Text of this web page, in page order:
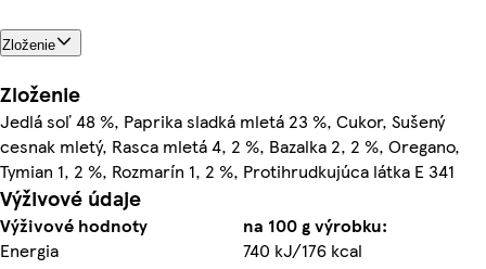
Zloženie
Zloženie
Jedlá soľ 48 %, Paprika sladká mletá 23 %, Cukor, Sušený
cesnak mletý, Rasca mletá 4, 2 %, Bazalka 2, 2 %, Oregano,
Tymian 1, 2 %, Rozmarín 1, 2 %, Protihrudkujúca látka E 341
Výživové údaje
Výživové hodnoty
na 100 g výrobku:
Energia
740 kJ/176 kcal